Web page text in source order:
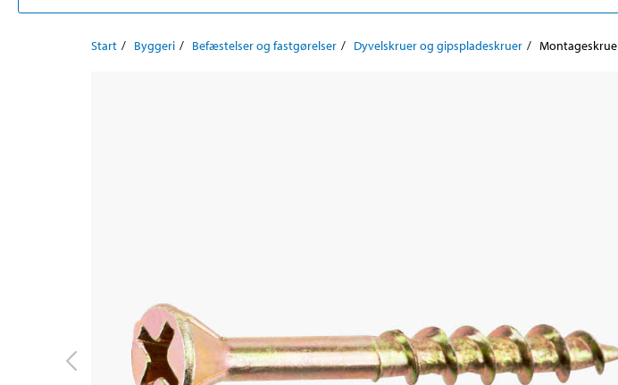
Start Byggeri Befæstelser og fastgørelser Dyvelskruer og gipspladeskruer Montageskrue